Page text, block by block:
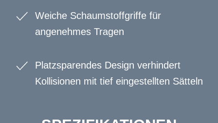
Weiche Schaumstoffgriffe für
angenehmes Tragen
Platzsparendes Design verhindert
Kollisionen mit tief eingestellten Sätteln